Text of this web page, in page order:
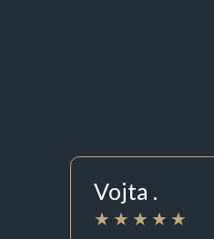
Vojta .